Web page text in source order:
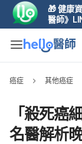
🎁 健康
醫師》
癌症 其他癌症
「殺死癌
名醫解析